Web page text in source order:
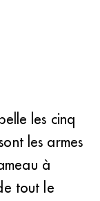
les cinq
les armes
à
tout le